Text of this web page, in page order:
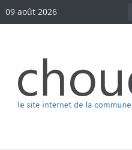
09 août 2026